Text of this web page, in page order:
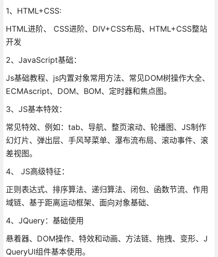
1、HTML+CSS:
HTML进阶、 CSS进阶、DIV+CSS布局、HTML+CSS整站
开发
2、JavaScript基础：
Js基础教程、js内置对象常用方法、常见DOM树操作大全、
ECMAscript、DOM、BOM、定时器和焦点图。
3、JS基本特效：
常见特效、例如：tab、导航、整页滚动、轮播图、JS制作
幻灯片、弹出层、手风琴菜单、瀑布流布局、滚动事件、滚
差视图。
4、 JS高级特征：
正则表达式、排序算法、递归算法、闭包、函数节流、作用
域链、基于距离运动框架、面向对象基础、
4、JQuery：基础使用
悬着器、DOM操作、特效和动画、方法链、拖拽、变形、J
QueryUI组件基本使用。